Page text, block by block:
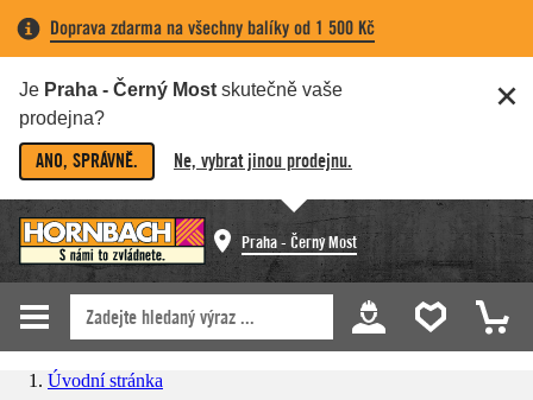
Doprava zdarma na všechny balíky od 1 500 Kč
Je Praha - Černý Most skutečně vaše
prodejna?
ANO, SPRÁVNĚ. Ne, vybrat jinou prodejnu.
Praha - Černý Most
Úvodní stránka